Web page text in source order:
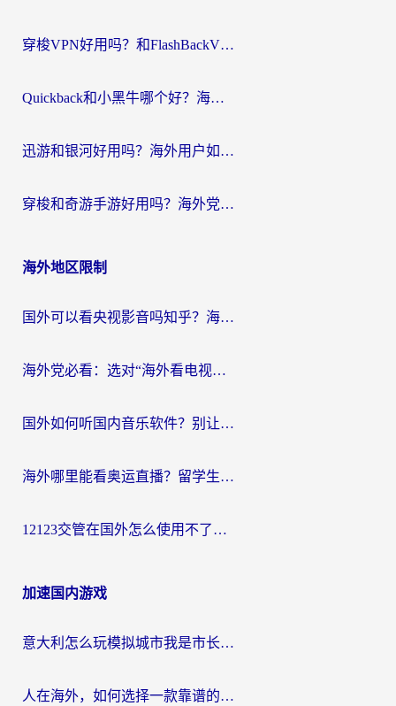
穿梭VPN好用吗？和FlashBackVPN对比哪个回国效果更好？
Quickback和小黑牛哪个好？海外党亲测指南，选对回国加速器秒回国内
迅游和银河好用吗？海外用户如何选择回国加速器实现无缝访问国内资源
穿梭和奇游手游好用吗？海外党亲测3款回国加速器，附蜜蜂加速器七天试用攻略
海外地区限制
国外可以看央视影音吗知乎？海外党亲测有效的回国加速方案
海外党必看：选对“海外看电视剧软件”，再也不用愁国内剧刷不了
国外如何听国内音乐软件？别让地域限制，断了你的中文歌单
海外哪里能看奥运直播？留学生&海外华人必看的体育赛事观赛终极指南
12123交管在国外怎么使用不了？海外华人必看的无缝访问国内资源指南
加速国内游戏
意大利怎么玩模拟城市我是市长？海外党国服游戏加速终极攻略（附三国3量子特攻解决办法）
人在海外，如何选择一款靠谱的玩剑灵2加速器？